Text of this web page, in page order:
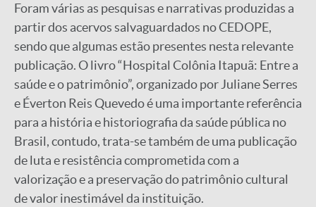
Foram várias as pesquisas e narrativas produzidas a
partir dos acervos salvaguardados no CEDOPE,
sendo que algumas estão presentes nesta relevante
publicação. O livro “Hospital Colônia Itapuã: Entre a
saúde e o patrimônio”, organizado por Juliane Serres
e Éverton Reis Quevedo é uma importante referência
para a história e historiografia da saúde pública no
Brasil, contudo, trata-se também de uma publicação
de luta e resistência comprometida com a
valorização e a preservação do patrimônio cultural
de valor inestimável da instituição.